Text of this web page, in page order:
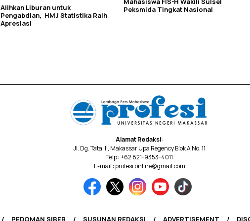
Alihkan Liburan untuk
Pengabdian, HMJ Statistika Raih
Apresiasi
Peksmida Tingkat Nasional
Alamat Redaksi:
Jl. Dg. Tata III, Makassar Upa Regency Blok A No. 11
Telp : +62 821-9353-4011
E-mail : profesi.online@gmail.com
PEDOMAN SIBER SUSUNAN REDAKSI ADVERTISEMENT